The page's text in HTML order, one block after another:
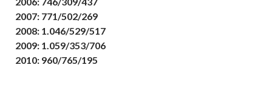
2007: 771/502/269
2008: 1.046/529/517
2009: 1.059/353/706
2010: 960/765/195